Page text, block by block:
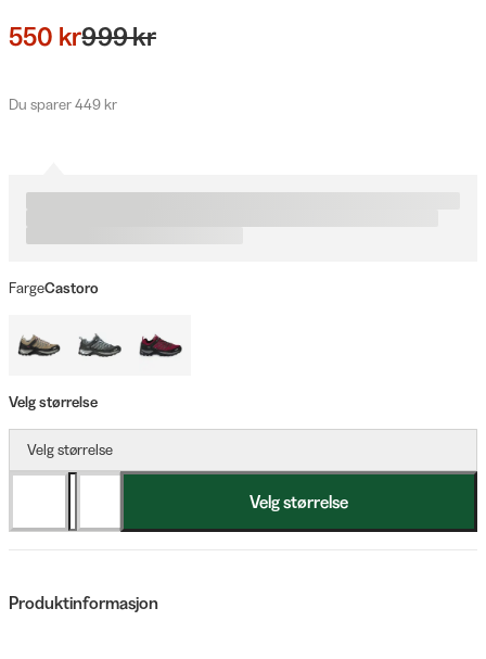
550 kr999 kr
Du sparer 449 kr
FargeCastoro
Velg størrelse
Velg størrelse
Velg størrelse
Produktinformasjon